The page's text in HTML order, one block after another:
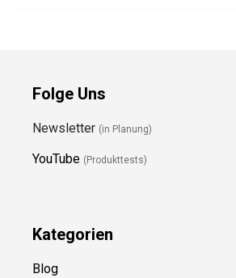
Folge Uns
Newsletter (in Planung)
YouTube (Produkttests)
Kategorien
Blog